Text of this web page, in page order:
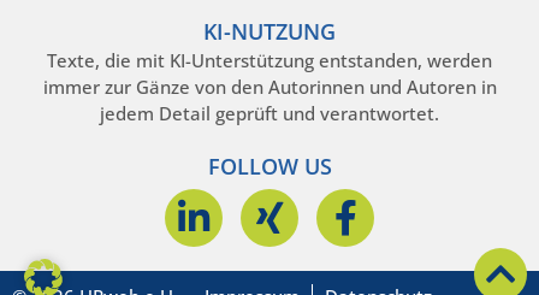
KI-NUTZUNG
Texte, die mit KI-Unterstützung entstanden, werden
immer zur Gänze von den Autorinnen und Autoren in
jedem Detail geprüft und verantwortet.
FOLLOW US